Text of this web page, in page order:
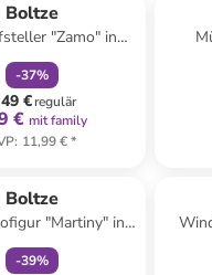
Boltze
"Zamo" in
- (H)16 x Ø 11
cm
-37%
€regulär
€ mit family
: 11,99 €*
Boltze
"Martiny" in
- (H)9,5 cm
-39%